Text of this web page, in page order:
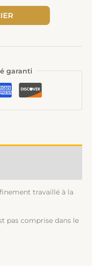
garanti
travaillé à la
pas comprise dans le